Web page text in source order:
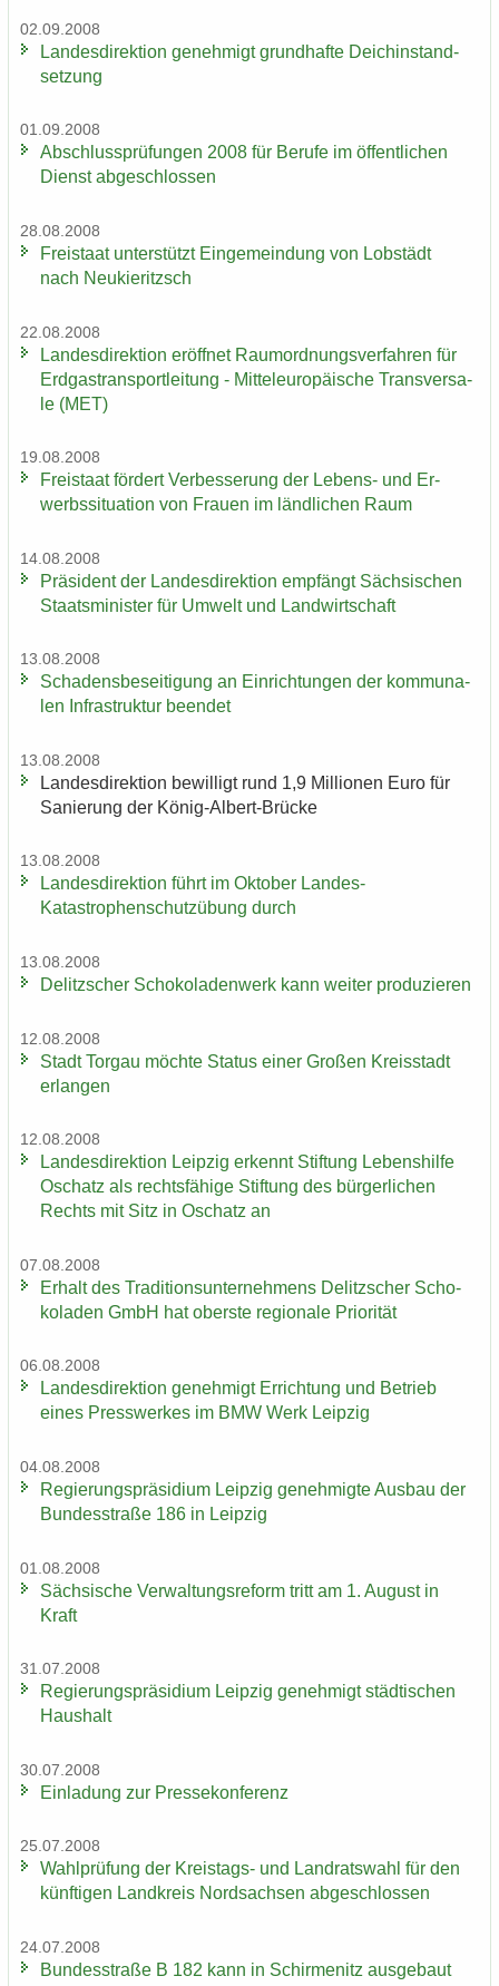
02.09.2008
Lan­des­di­rek­ti­on ge­neh­migt grund­haf­te Deich­in­stand­
set­zung
01.09.2008
Ab­schluss­prü­fun­gen 2008 für Be­ru­fe im öf­fent­li­chen
Dienst ab­ge­schlos­sen
28.08.2008
Frei­staat un­ter­stützt Ein­ge­mein­dung von Lob­städt
nach Neu­kie­ritzsch
22.08.2008
Lan­des­di­rek­ti­on er­öff­net Raum­ord­nungs­ver­fah­ren für
Erd­gas­trans­port­lei­tung - Mit­tel­eu­ro­päi­sche Trans­ver­sa­
le (MET)
19.08.2008
Frei­staat för­dert Ver­bes­se­rung der Lebens-​ und Er­
werbs­si­tua­ti­on von Frau­en im länd­li­chen Raum
14.08.2008
Prä­si­dent der Lan­des­di­rek­ti­on emp­fängt Säch­si­schen
Staats­mi­nis­ter für Um­welt und Land­wirt­schaft
13.08.2008
Scha­dens­be­sei­ti­gung an Ein­rich­tun­gen der kom­mu­na­
len In­fra­struk­tur be­en­det
13.08.2008
Lan­des­di­rek­ti­on be­wil­ligt rund 1,9 Mil­lio­nen Euro für
Sa­nie­rung der König-​Albert-Brücke
13.08.2008
Lan­des­di­rek­ti­on führt im Ok­to­ber Landes-​
Katastrophenschutzübung durch
13.08.2008
De­litz­scher Scho­ko­la­den­werk kann wei­ter pro­du­zie­ren
12.08.2008
Stadt Tor­gau möch­te Sta­tus einer Gro­ßen Kreis­stadt
er­lan­gen
12.08.2008
Lan­des­di­rek­ti­on Leip­zig er­kennt Stif­tung Le­bens­hil­fe
Oschatz als rechts­fä­hi­ge Stif­tung des bür­ger­li­chen
Rechts mit Sitz in Oschatz an
07.08.2008
Er­halt des Tra­di­ti­ons­un­ter­neh­mens De­litz­scher Scho­
ko­la­den GmbH hat obers­te re­gio­na­le Prio­ri­tät
06.08.2008
Lan­des­di­rek­ti­on ge­neh­migt Er­rich­tung und Be­trieb
eines Press­wer­kes im BMW Werk Leip­zig
04.08.2008
Re­gie­rungs­prä­si­di­um Leip­zig ge­neh­mig­te Aus­bau der
Bun­des­stra­ße 186 in Leip­zig
01.08.2008
Säch­si­sche Ver­wal­tungs­re­form tritt am 1. Au­gust in
Kraft
31.07.2008
Re­gie­rungs­prä­si­di­um Leip­zig ge­neh­migt städ­ti­schen
Haus­halt
30.07.2008
Ein­la­dung zur Pres­se­kon­fe­renz
25.07.2008
Wahl­prü­fung der Kreistags-​ und Land­rats­wahl für den
künf­ti­gen Land­kreis Nord­sach­sen ab­ge­schlos­sen
24.07.2008
Bun­des­stra­ße B 182 kann in Schir­menitz aus­ge­baut